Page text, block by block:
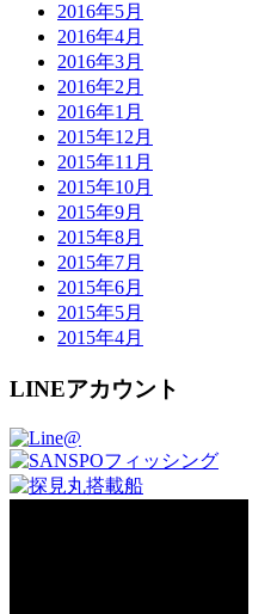
2016年5月
2016年4月
2016年3月
2016年2月
2016年1月
2015年12月
2015年11月
2015年10月
2015年9月
2015年8月
2015年7月
2015年6月
2015年5月
2015年4月
LINEアカウント